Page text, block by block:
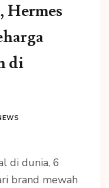
Hermes
di
di dunia, 6
brand mewah